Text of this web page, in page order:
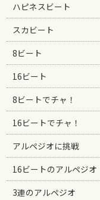
ハピネスビート
スカビート
8ビート
16ビート
8ビートでチャ！
16ビートでチャ！
アルペジオに挑戦
16ビートのアルペジオ
3連のアルペジオ